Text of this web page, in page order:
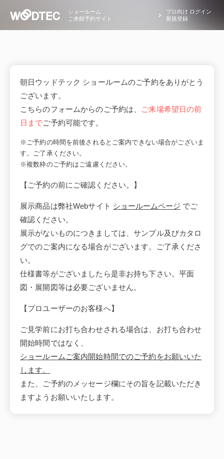
ショールーム
ご来館予約サイト
プロ向け ログイン
新規登録
朝日ウッドテック ショールームのご予約をありがとう
ございます。
こちらのフォームからのご予約は、
ご来場希望日の前
日までご予約可能です。
※ご予約の時間を前後されるとご案内できない場合がございま
す。ご了承ください。
※複数枠のご予約はご遠慮ください。
【ご予約の前にご確認ください。】
展示商品は弊社Webサイト ショールームページ でご
確認ください。
展示がないものにつきましては、サンプル及びカタロ
グでのご案内になる場合がございます。ご了承くださ
い。
仕様書等がございましたら是非お持ち下さい。平面
図・展開図等は必要ございません。
【プロユーザーのお客様へ】
ご見学前にお打ち合わせされる場合は、お打ち合わせ
開始時間ではなく、
ショールームご案内開始時間でのご予約をお願いいた
します。
また、ご予約のメッセージ欄にその旨を記載いただき
ますようお願いいたします。